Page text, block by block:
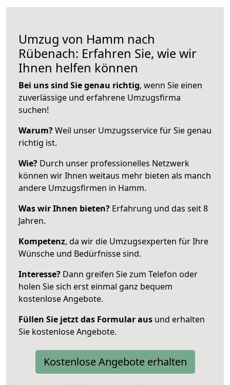
Umzug von Hamm nach
Rübenach: Erfahren Sie, wie wir
Ihnen helfen können
Bei uns sind Sie genau richtig, wenn Sie einen
zuverlässige und erfahrene Umzugsfirma
suchen!
Warum?Weil unser Umzugsservice für Sie genau
richtig ist.
Wie? Durch unser professionelles Netzwerk
können wir Ihnen weitaus mehr bieten als manch
andere Umzugsfirmen in Hamm.
Was wir Ihnen bieten? Erfahrung und das seit 8
Jahren.
Kompetenz, da wir die Umzugsexperten für Ihre
Wünsche und Bedürfnisse sind.
Interesse? Dann greifen Sie zum Telefon oder
holen Sie sich erst einmal ganz bequem
kostenlose Angebote.
Füllen Sie jetzt das Formular aus und erhalten
Sie kostenlose Angebote.
Kostenlose Angebote erhalten